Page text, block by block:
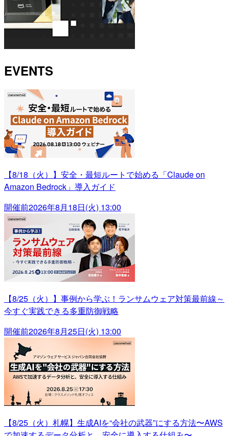
EVENTS
【8/18（火）】安全・最短ルートで始める「Claude on
Amazon Bedrock」導入ガイド
開催前2026年8月18日(火) 13:00
【8/25（火）】事例から学ぶ！ランサムウェア対策最前線～
今すぐ実践できる多重防御戦略
開催前2026年8月25日(火) 13:00
【8/25（火）札幌】生成AIを“会社の武器”にする方法〜AWS